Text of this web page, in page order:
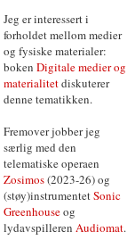
Jeg er interessert i
forholdet mellom medier
og fysiske materialer:
boken Digitale medier og
materialitetdiskuterer
denne tematikken.
Fremover jobber jeg
særlig med den
telematiske operaen
Zosimos(2023-26) og
(støy)instrumentetSonic
Greenhouseog
lydavspilleren Audiomat.